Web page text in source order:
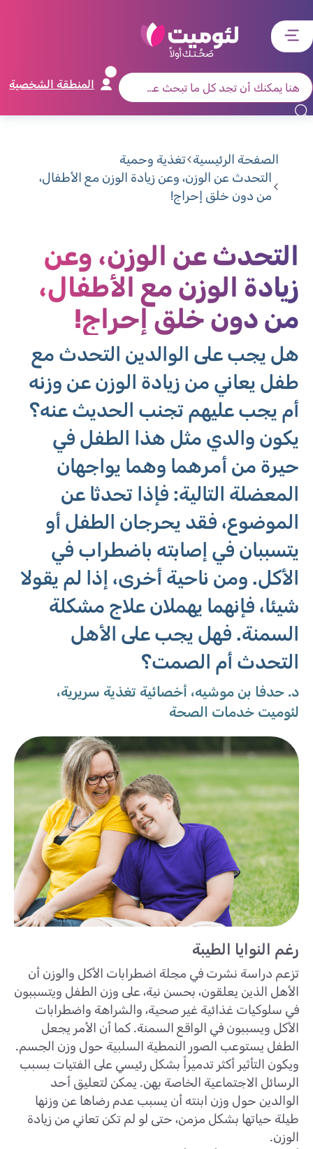
דלג
לתפריט
דלג
לרכיב
דלג
לתוכן
דלג
לאזור
תחתון
المنطقة الشخصية
الصفحة الرئيسية تغذية وحمية
التحدث عن الوزن، وعن زيادة الوزن مع الأطفال،
من دون خلق إحراج!
التحدث عن الوزن، وعن
زيادة الوزن مع الأطفال،
من دون خلق إحراج!
هل يجب على الوالدين التحدث مع
طفل يعاني من زيادة الوزن عن وزنه
أم يجب عليهم تجنب الحديث عنه؟
يكون والدي مثل هذا الطفل في
حيرة من أمرهما وهما يواجهان
المعضلة التالية: فإذا تحدثا عن
الموضوع، فقد يحرجان الطفل أو
يتسببان في إصابته باضطراب في
الأكل. ومن ناحية أخرى، إذا لم يقولا
شيئا، فإنهما يهملان علاج مشكلة
السمنة. فهل يجب على الأهل
التحدث أم الصمت؟
د. حدفا بن موشيه، أخصائية تغذية سريرية،
لئوميت خدمات الصحة
رغم النوايا الطيبة
تزعم دراسة نشرت في مجلة اضطرابات الأكل والوزن أن
الأهل الذين يعلقون، بحسن نية، على وزن الطفل ويتسببون
في سلوكيات غذائية غير صحية، والشراهة واضطرابات
الأكل ويسببون في الواقع السمنة. كما أن الأمر يجعل
الطفل يستوعب الصور النمطية السلبية حول وزن الجسم.
ويكون التأثير أكثر تدميراً بشكل رئيسي على الفتيات بسبب
الرسائل الاجتماعية الخاصة بهن. يمكن لتعليق أحد
الوالدين حول وزن ابنته أن يسبب عدم رضاها عن وزنها
طيلة حياتها بشكل مزمن، حتى لو لم تكن تعاني من زيادة
الوزن.